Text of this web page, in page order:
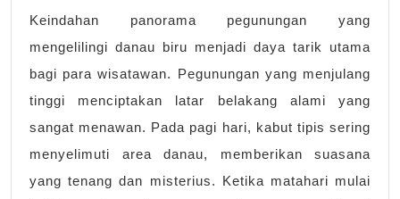
Keindahan panorama pegunungan yang
mengelilingi danau biru menjadi daya tarik utama
bagi para wisatawan. Pegunungan yang menjulang
tinggi menciptakan latar belakang alami yang
sangat menawan. Pada pagi hari, kabut tipis sering
menyelimuti area danau, memberikan suasana
yang tenang dan misterius. Ketika matahari mulai